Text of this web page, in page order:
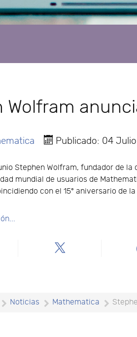
Wolfram
Publicado: 04
Stephen Wolfram, fundador de
mundial de usuarios de
con el 15º aniversario de
Noticias Mathematica